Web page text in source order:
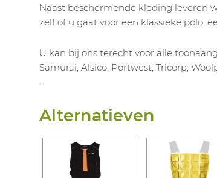
Naast beschermende kleding leveren
zelf of u gaat voor een klassieke polo,
U kan bij ons terecht voor alle
Samurai, Alsico, Portwest, Tricorp,
Alternatieven